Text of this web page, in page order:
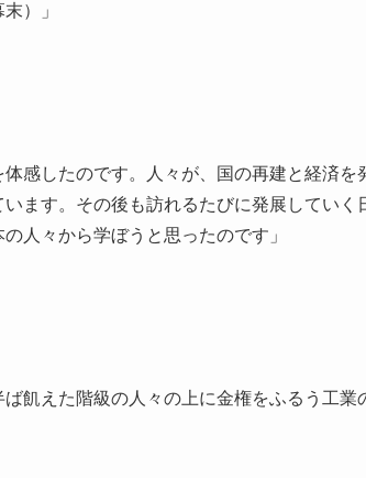
）」
体感したのです。人々が、国の再建と経済
ます。その後も訪れるたびに発展していく
人々から学ぼうと思ったのです」
ば飢えた階級の人々の上に金権をふるう工